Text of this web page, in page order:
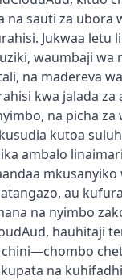
na sauti za ubora
Jukwaa letu
waumbaji wa
na madereva
kwa jalada za
na picha
kutoa
ambalo
mkusanyiko
au
na nyimbo
hauhitaji
chini—chombo
na